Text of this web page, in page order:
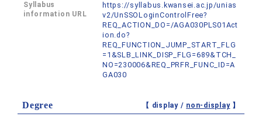
Syllabus
information URL
https://syllabus.kwansei.ac.jp/unias
v2/UnSSOLoginControlFree?
REQ_ACTION_DO=/AGA030PLS01Act
ion.do?
REQ_FUNCTION_JUMP_START_FLG
=1&SLB_LINK_DISP_FLG=689&TCH_
NO=230006&REQ_PRFR_FUNC_ID=A
GA030
Degree 【 display / non-display】